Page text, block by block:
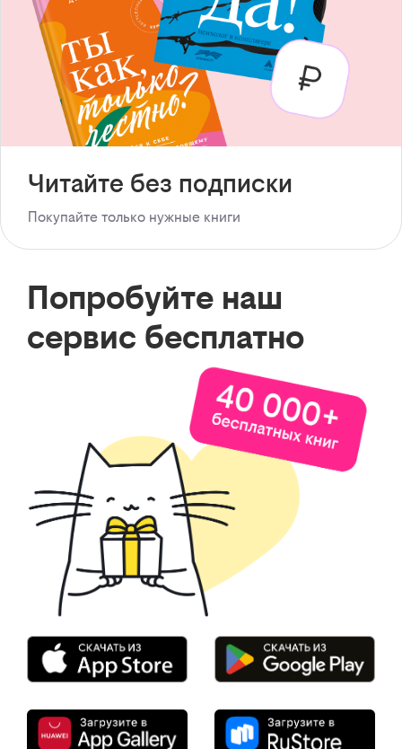
Читайте без подписки
Покупайте только нужные книги
Попробуйте наш
сервис бесплатно